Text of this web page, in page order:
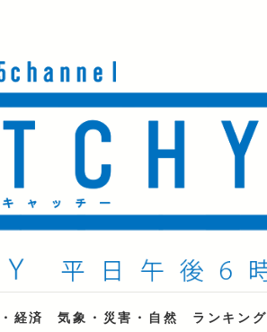
経済 気象・災害・自然 ランキング